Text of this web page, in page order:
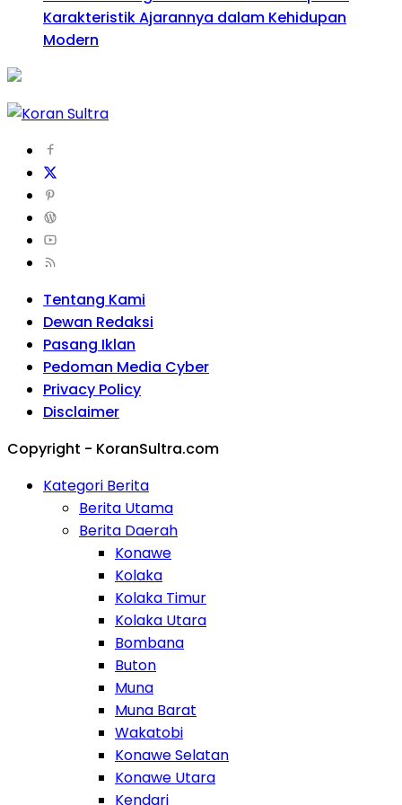
Karakteristik Ajarannya dalam Kehidupan
Modern
Tentang Kami
Dewan Redaksi
Pasang Iklan
Pedoman Media Cyber
Privacy Policy
Disclaimer
Copyright - KoranSultra.com
Kategori Berita
Berita Utama
Berita Daerah
Konawe
Kolaka
Kolaka Timur
Kolaka Utara
Bombana
Buton
Muna
Muna Barat
Wakatobi
Konawe Selatan
Konawe Utara
Kendari